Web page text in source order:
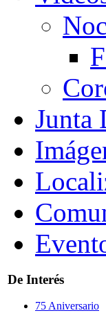
Junta
De Interés
75 Aniversario